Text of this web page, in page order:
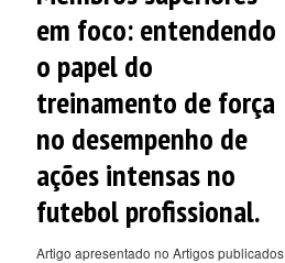
em foco: entendendo
o papel do
treinamento de força
no desempenho de
ações intensas no
futebol profissional.
Artigo apresentado no Artigos publicados